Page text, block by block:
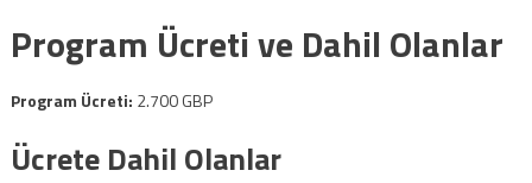
Program Ücreti ve Dahil Olanlar
Program Ücreti: 2.700 GBP
Ücrete Dahil Olanlar